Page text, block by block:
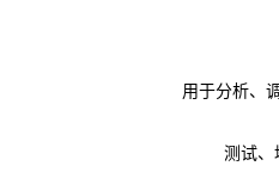
用于分析、
测试、